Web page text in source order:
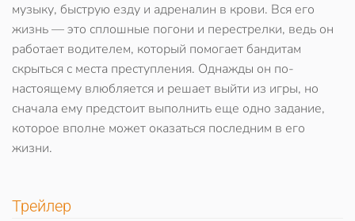
музыку, быструю езду и адреналин в крови. Вся его
жизнь — это сплошные погони и перестрелки, ведь он
работает водителем, который помогает бандитам
скрыться с места преступления. Однажды он по-
настоящему влюбляется и решает выйти из игры, но
сначала ему предстоит выполнить еще одно задание,
которое вполне может оказаться последним в его
жизни.
Трейлер